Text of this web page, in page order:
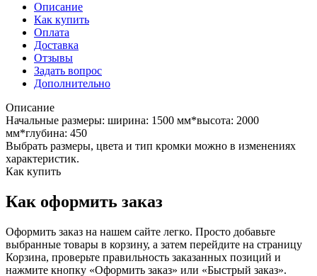
Описание
Как купить
Оплата
Доставка
Отзывы
Задать вопрос
Дополнительно
Описание
Начальные размеры: ширина: 1500 мм*высота: 2000
мм*глубина: 450
Выбрать размеры, цвета и тип кромки можно в изменениях
характеристик.
Как купить
Как оформить заказ
Оформить заказ на нашем сайте легко. Просто добавьте
выбранные товары в корзину, а затем перейдите на страницу
Корзина, проверьте правильность заказанных позиций и
нажмите кнопку «Оформить заказ» или «Быстрый заказ».